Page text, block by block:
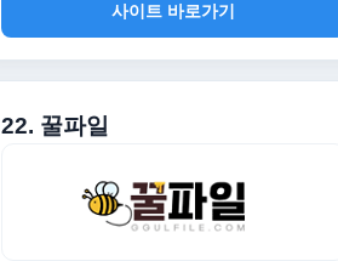
사이트 바로가기
22. 꿀파일